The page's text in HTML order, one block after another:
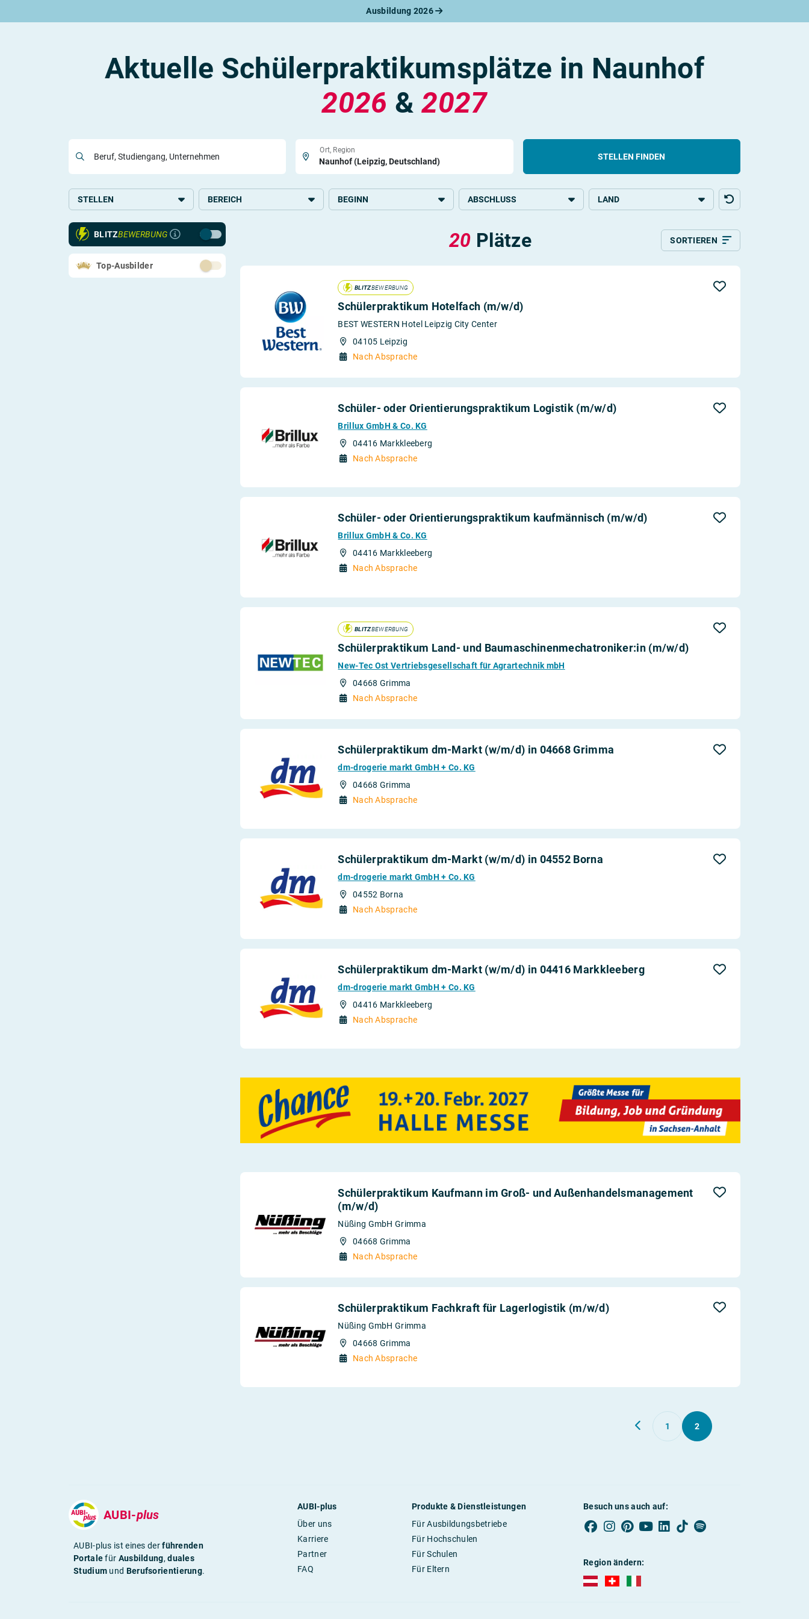
Ausbildung 2026
Rund um die AusbildungRund um das duale Studium
Alle Orte von A-Z
Rund um Berufe
Berufe nach Themen
Alle Berufe
Schülerpraktikum
Bewerbungsratgeber
Vorlagen
Online-Bewerbung
Vorstellungsgespräch
Bewerbungs-Check
Aktuelle Schülerpraktikumsplätze in Naunhof
2026 &2027
Beruf, Studiengang, Unternehmen
Ort, Region
STELLEN FINDEN
STELLEN
Ausbildung
Duales Studium
Fernstudium
BEREICH
Handel
Kaufmännisches, Büro und
Verwaltung
Logistik und Verkehr
Handwerk und Produktion
Hotel und Gastronomie
BEGINN ABSCHLUSS
Mittlere Schulbildung
LAND
BLITZBEWERBUNG
Top-Ausbilder
20 Plätze SORTIEREN
BLITZBEWERBUNG
Schülerpraktikum Hotelfach (m/w/d)
BEST WESTERN Hotel Leipzig City Center
04105 Leipzig
Nach Absprache
Schüler- oder Orientierungspraktikum Logistik (m/w/d)
Brillux GmbH & Co. KG
04416 Markkleeberg
Nach Absprache
Schüler- oder Orientierungspraktikum kaufmännisch (m/w/d)
Brillux GmbH & Co. KG
04416 Markkleeberg
Nach Absprache
BLITZBEWERBUNG
Schülerpraktikum Land- und Baumaschinenmechatroniker:in (m/w/d)
New-Tec Ost Vertriebsgesellschaft für Agrartechnik mbH
04668 Grimma
Nach Absprache
Schülerpraktikum dm-Markt (w/m/d) in 04668 Grimma
dm-drogerie markt GmbH + Co. KG
04668 Grimma
Nach Absprache
Schülerpraktikum dm-Markt (w/m/d) in 04552 Borna
dm-drogerie markt GmbH + Co. KG
04552 Borna
Nach Absprache
Schülerpraktikum dm-Markt (w/m/d) in 04416 Markkleeberg
dm-drogerie markt GmbH + Co. KG
04416 Markkleeberg
Nach Absprache
Schülerpraktikum Kaufmann im Groß- und Außenhandelsmanagement
(m/w/d)
Nüßing GmbH Grimma
04668 Grimma
Nach Absprache
Schülerpraktikum Fachkraft für Lagerlogistik (m/w/d)
Nüßing GmbH Grimma
04668 Grimma
Nach Absprache
1 2
AUBI-plus
AUBI-plus ist eines derführenden
Portalefür Ausbildung,duales
Studium und Berufsorientierung.
AUBI-plus
Über uns
Karriere
Partner
FAQ
Produkte & Dienstleistungen
Für Ausbildungsbetriebe
Für Hochschulen
Für Schulen
Für Eltern
Besuch uns auch auf:
Region ändern:
AUBI-plus Österreich (deutsch)